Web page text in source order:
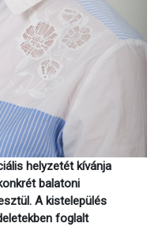
helyzetét kívánja
balatoni
A kistelepülés
foglalt